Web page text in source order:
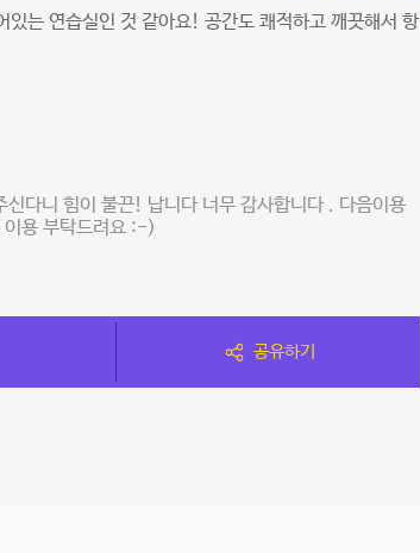
는 연습실인 것 같아요! 공간도 쾌적하고 깨끗해서 항
다니 힘이 불끈! 납니다 너무 감사합니다 . 다음이용
이용 부탁드려요 :-)
공유하기